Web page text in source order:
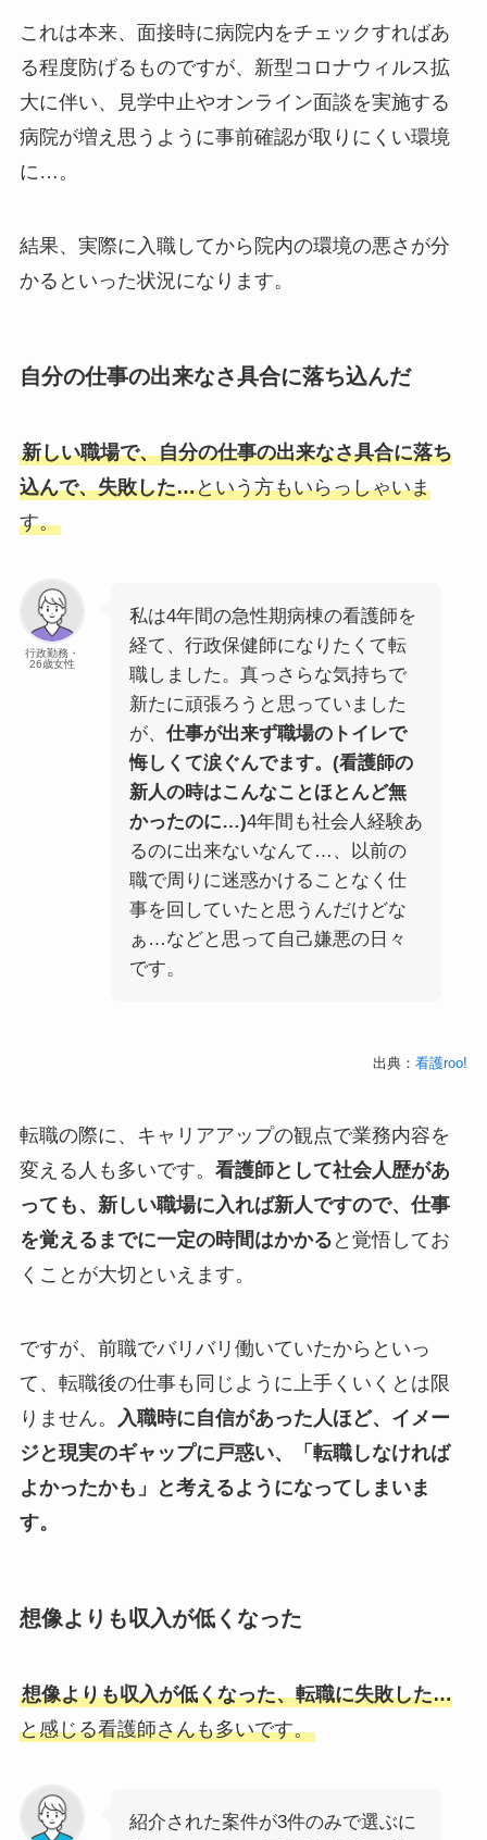
これは本来、面接時に病院内をチェックすればあ
る程度防げるものですが、新型コロナウィルス拡
大に伴い、見学中止やオンライン面談を実施する
病院が増え思うように事前確認が取りにくい環境
に…。
結果、実際に入職してから院内の環境の悪さが分
かるといった状況になります。
自分の仕事の出来なさ具合に落ち込んだ
新しい職場で、自分の仕事の出来なさ具合に落ち
込んで、失敗した…という方もいらっしゃいま
す。
行政勤務・
26歳女性
私は4年間の急性期病棟の看護師を
経て、行政保健師になりたくて転
職しました。真っさらな気持ちで
新たに頑張ろうと思っていました
が、 仕事が出来ず職場のトイレで
悔しくて涙ぐんでます。(看護師の
新人の時はこんなことほとんど無
かったのに…)4年間も社会人経験あ
るのに出来ないなんて…、以前の
職で周りに迷惑かけることなく仕
事を回していたと思うんだけどな
ぁ…などと思って自己嫌悪の日々
です。
出典：看護roo!
転職の際に、キャリアアップの観点で業務内容を
変える人も多いです。 看護師として社会人歴があ
っても、新しい職場に入れば新人ですので、仕事
を覚えるまでに一定の時間はかかる と覚悟してお
くことが大切といえます。
ですが、前職でバリバリ働いていたからといっ
て、転職後の仕事も同じように上手くいくとは限
りません。
入職時に自信があった人ほど、イメー
ジと現実のギャップに戸惑い、「転職しなければ
よかったかも」と考えるようになってしまいま
す。
想像よりも収入が低くなった
想像よりも収入が低くなった、転職に失敗した…
と感じる看護師さんも多いです。
紹介された案件が3件のみで選ぶに